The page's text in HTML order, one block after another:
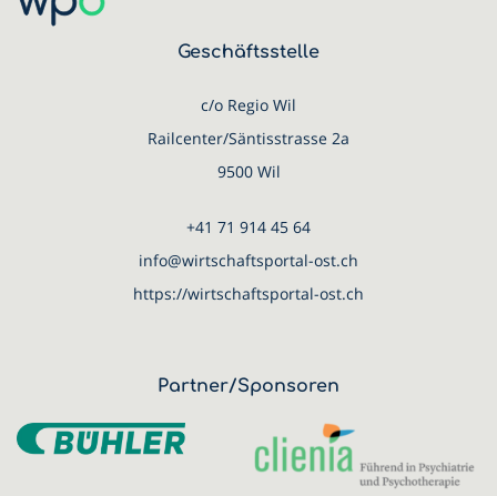
Geschäftsstelle
c/o Regio Wil
Railcenter/Säntisstrasse 2a
9500 Wil
+41 71 914 45 64
info@wirtschaftsportal-ost.ch
https://wirtschaftsportal-ost.ch
Partner/Sponsoren